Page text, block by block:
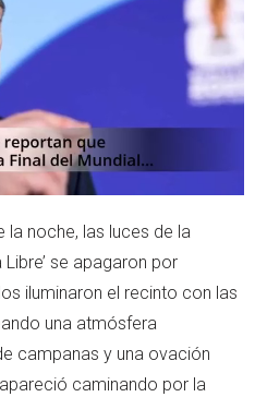
la noche, las luces de la
se apagaron por
iluminaron el recinto con las
una atmósfera
campanas y una ovación
caminando por la